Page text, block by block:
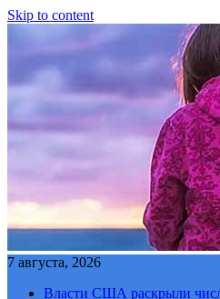
Skip to content
7 августа, 2026
Власти США раскрыли